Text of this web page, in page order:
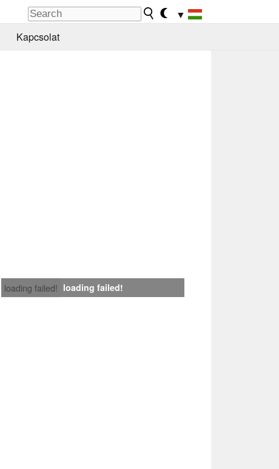
▼
Kapcsolat
loading failed! loading failed!